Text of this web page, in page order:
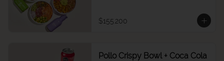
$155.200
Pollo Crispy Bowl + Coca Cola